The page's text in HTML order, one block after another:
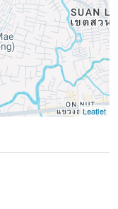
Leaflet